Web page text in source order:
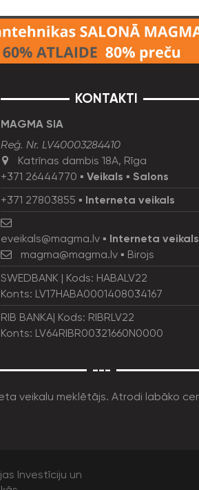
KONTAKTI
MAGMA SIA
Reģ. Nr. LV40003284410
Katrīnas dambis 18A, Rīga
+371 26444770 ▪ Veikals ▪ Salons
+371 27803855 ▪ Interneta veikals
eveikals@magma.lv ▪ Interneta veikals
magma@magma.lv▪ Birojs
SWEDBANK | Kods: HABALV22
Konts: LV17HABA0001408034167
RIB BANKA| Kods: RIBRLV22
Konts: LV64RIBR00321660N0000
---
Investīciju un